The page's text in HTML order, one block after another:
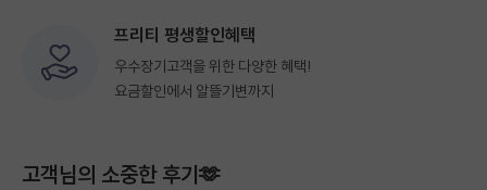
프리티 평생할인혜택
우수장기고객을 위한 다양한 혜택!
요금할인에서 알뜰기변까지
고객님의 소중한 후기🫶